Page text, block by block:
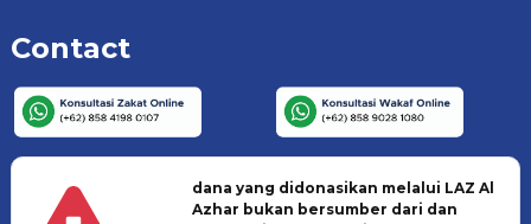
Contact
dana yang didonasikan melalui LAZ Al
Azhar bukan bersumber dari dan